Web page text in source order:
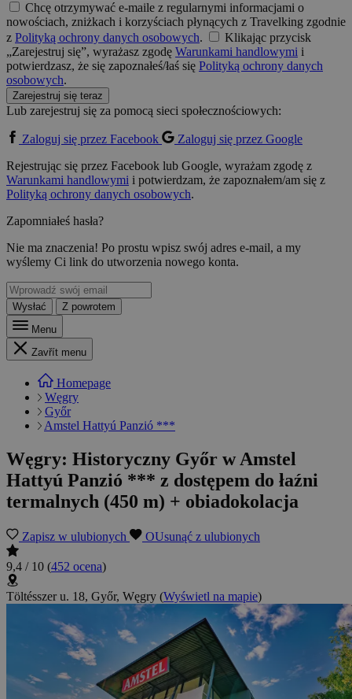
Chcę otrzymywać e-maile z regularnymi informacjami o
nowościach, zniżkach i korzyściach płynących z Travelking zgodnie
z Polityką ochrony danych osobowych.
Klikając przycisk
„Zarejestruj się”, wyrażasz zgodę Warunkami handlowymi i
potwierdzasz, że się zapoznałeś/łaś się Polityką ochrony danych
osobowych.
Zarejestruj się teraz
Lub zarejestruj się za pomocą sieci społecznościowych:
Zaloguj się przez Facebook
Zaloguj się przez Google
Rejestrując się przez Facebook lub Google, wyrażam zgodę z
Warunkami handlowymi i potwierdzam, że zapoznałem/am się z
Polityką ochrony danych osobowych.
Zapomniałeś hasła?
Nie ma znaczenia! Po prostu wpisz swój adres e-mail, a my
wyślemy Ci link do utworzenia nowego konta.
Wysłać
Z powrotem
Menu
Zavřít menu
Homepage
Węgry
Győr
Amstel Hattyú Panzió ***
Węgry: Historyczny Győr w Amstel
Hattyú Panzió *** z dostępem do łaźni
termalnych (450 m) + obiadokolacja
Zapisz w ulubionych OUsunąć z ulubionych
9,4 / 10 (452 ocena)
Töltésszer u. 18, Győr, Węgry (Wyświetl na mapie)